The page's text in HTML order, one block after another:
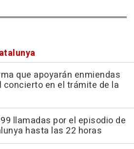
que apoyarán enmiendas
concierto en el trámite de la
llamadas por el episodio de
hasta las 22 horas